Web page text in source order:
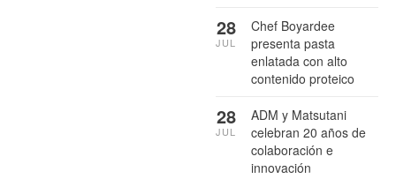
Chef Boyardee
presenta pasta
enlatada con alto
contenido proteico
28
JUL
ADM y Matsutani
celebran 20 años de
colaboración e
innovación
28
JUL